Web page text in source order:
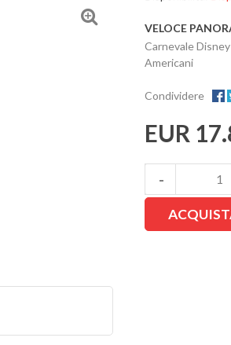
VELOCE
Carnevale
Americani
Condividere
EUR